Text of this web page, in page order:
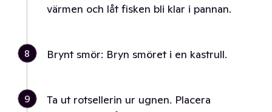
värmen och låt fisken bli klar i pannan.
8 Brynt smör: Bryn smöret i en kastrull.
9
Ta ut rotsellerin ur ugnen. Placera